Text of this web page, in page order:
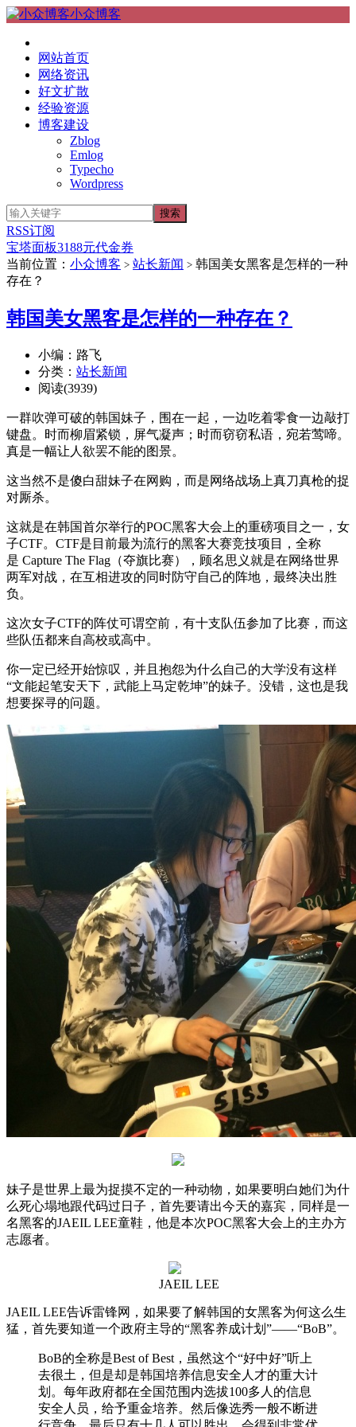
小众博客
网站首页
网络资讯
好文扩散
经验资源
博客建设
Zblog
Emlog
Typecho
Wordpress
RSS订阅
宝塔面板3188元代金券
当前位置： 小众博客 > 站长新闻 > 韩国美女黑客是怎样的一种
存在？
韩国美女黑客是怎样的一种存在？
小编：路飞
分类： 站长新闻
阅读(3939)
一群吹弹可破的韩国妹子，围在一起，一边吃着零食一边敲打
键盘。时而柳眉紧锁，屏气凝声；时而窃窃私语，宛若莺啼。
真是一幅让人欲罢不能的图景。
这当然不是傻白甜妹子在网购，而是网络战场上真刀真枪的捉
对厮杀。
这就是在韩国首尔举行的POC黑客大会上的重磅项目之一，女
子CTF。CTF是目前最为流行的黑客大赛竞技项目，全称
是 Capture The Flag（夺旗比赛），顾名思义就是在网络世界
两军对战，在互相进攻的同时防守自己的阵地，最终决出胜
负。
这次女子CTF的阵仗可谓空前，有十支队伍参加了比赛，而这
些队伍都来自高校或高中。
你一定已经开始惊叹，并且抱怨为什么自己的大学没有这样
“文能起笔安天下，武能上马定乾坤”的妹子。没错，这也是我
想要探寻的问题。
妹子是世界上最为捉摸不定的一种动物，如果要明白她们为什
么死心塌地跟代码过日子，首先要请出今天的嘉宾，同样是一
名黑客的JAEIL LEE童鞋，他是本次POC黑客大会上的主办方
志愿者。
JAEIL LEE
JAEIL LEE告诉雷锋网，如果要了解韩国的女黑客为何这么生
猛，首先要知道一个政府主导的“黑客养成计划”——“BoB”。
BoB的全称是Best of Best，虽然这个“好中好”听上
去很土，但是却是韩国培养信息安全人才的重大计
划。每年政府都在全国范围内选拔100多人的信息
安全人员，给予重金培养。然后像选秀一般不断进